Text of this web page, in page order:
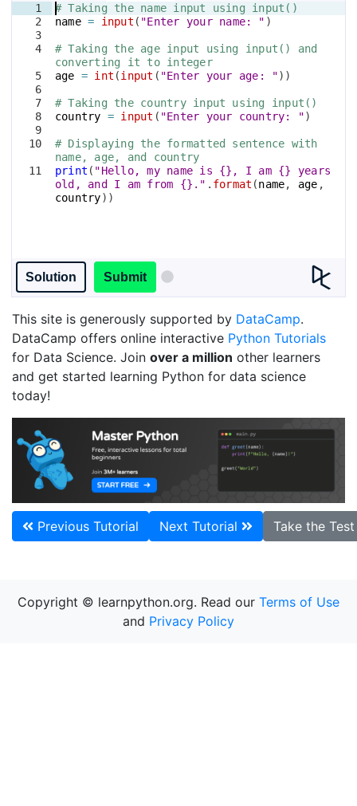
1
2
3
4
5
6
7
8
9
10
11
# Taking the name input using input()
name = input ( "Enter your name: " )
# Taking the age input using input() and
converting it to integer
age = int (input ( "Enter your age: "))
# Taking the country input using input()
country = input ( "Enter your country: ")
# Displaying the formatted sentence with
name, age, and country
print ( "Hello, my name is {}, I am {} years
old, and I am from {}." . format (name, age ,
country))
Solution Submit
This site is generously supported by DataCamp.
DataCamp offers online interactive Python Tutorials
for Data Science. Join over a million other learners
and get started learning Python for data science
today!
Previous Tutorial Next Tutorial Take the
Copyright © learnpython.org. Read our Terms of Use
and Privacy Policy